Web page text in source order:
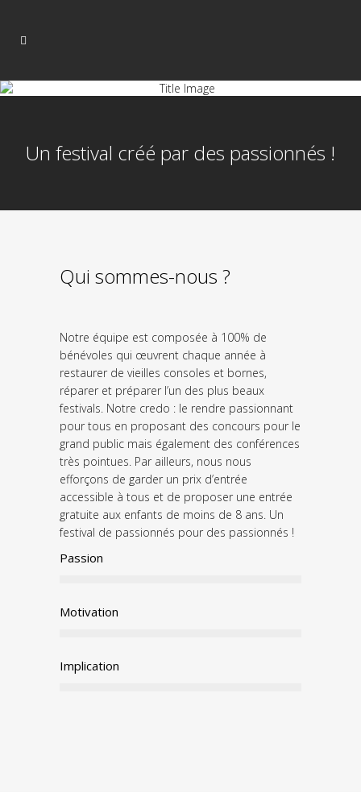
Un festival créé par des passionnés !
Qui sommes-nous ?
Notre équipe est composée à 100% de
bénévoles qui œuvrent chaque année à
restaurer de vieilles consoles et bornes,
réparer et préparer l’un des plus beaux
festivals. Notre credo : le rendre passionnant
pour tous en proposant des concours pour le
grand public mais également des conférences
très pointues. Par ailleurs, nous nous
efforçons de garder un prix d’entrée
accessible à tous et de proposer une entrée
gratuite aux enfants de moins de 8 ans. Un
festival de passionnés pour des passionnés !
Passion
Motivation
Implication